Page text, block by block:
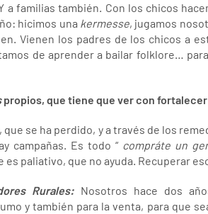
familias también. Con los chicos
hicimos una kermesse, jugamos
Vienen los padres de los chicos a
de aprender a bailar folklore…
propios, que tiene que ver con
que se ha perdido, y a través de los
campañas. Es todo “ compráte un
paliativo, que no ayuda. Recuperar
Rurales: Nosotros hace dos
y también para la venta, para que